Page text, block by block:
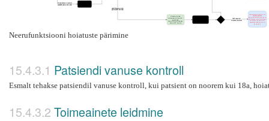
Neerufunktsiooni hoiatuste pärimine
Patsiendi vanuse kontroll
Esmalt tehakse patsiendil vanuse kontroll, kui patsient on noorem kui 18a,
Toimeainete leidmine